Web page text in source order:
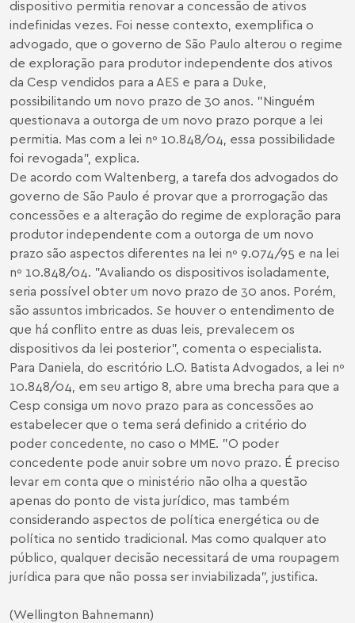
dispositivo permitia renovar a concessão de ativos
indefinidas vezes. Foi nesse contexto, exemplifica o
advogado, que o governo de São Paulo alterou o regime
de exploração para produtor independente dos ativos
da Cesp vendidos para a AES e para a Duke,
possibilitando um novo prazo de 30 anos. "Ninguém
questionava a outorga de um novo prazo porque a lei
permitia. Mas com a lei nº 10.848/04, essa possibilidade
foi revogada", explica.
De acordo com Waltenberg, a tarefa dos advogados do
governo de São Paulo é provar que a prorrogação das
concessões e a alteração do regime de exploração para
produtor independente com a outorga de um novo
prazo são aspectos diferentes na lei nº 9.074/95 e na lei
nº 10.848/04. "Avaliando os dispositivos isoladamente,
seria possível obter um novo prazo de 30 anos. Porém,
são assuntos imbricados. Se houver o entendimento de
que há conflito entre as duas leis, prevalecem os
dispositivos da lei posterior", comenta o especialista.
Para Daniela, do escritório L.O. Batista Advogados, a lei nº
10.848/04, em seu artigo 8, abre uma brecha para que a
Cesp consiga um novo prazo para as concessões ao
estabelecer que o tema será definido a critério do
poder concedente, no caso o MME. "O poder
concedente pode anuir sobre um novo prazo. É preciso
levar em conta que o ministério não olha a questão
apenas do ponto de vista jurídico, mas também
considerando aspectos de política energética ou de
política no sentido tradicional. Mas como qualquer ato
público, qualquer decisão necessitará de uma roupagem
jurídica para que não possa ser inviabilizada", justifica.
(Wellington Bahnemann)